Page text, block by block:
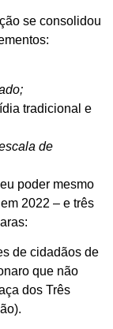
se consolidou
tradicional e
de
poder mesmo
2022 – e três
de cidadãos de
que não
dos Três